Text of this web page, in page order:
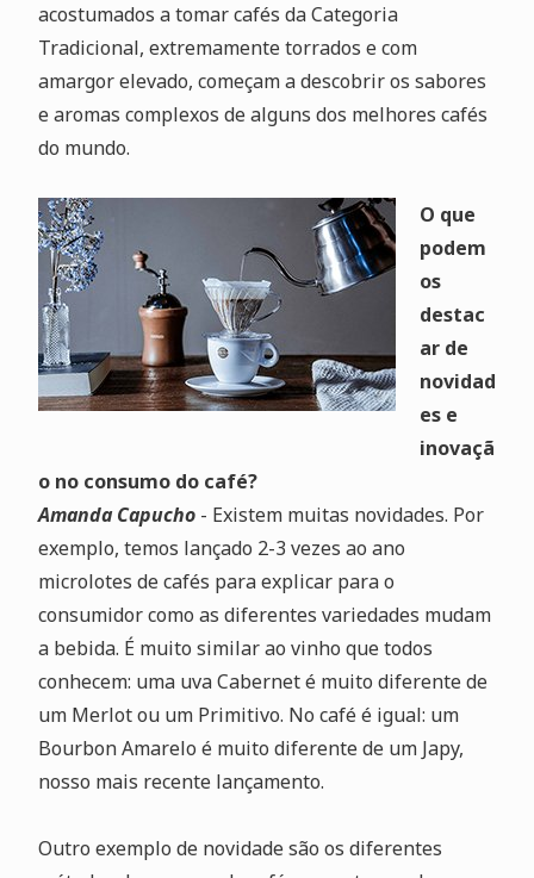
acostumados a tomar cafés da Categoria
Tradicional, extremamente torrados e com
amargor elevado, começam a descobrir os sabores
e aromas complexos de alguns dos melhores cafés
do mundo.
O que
podem
os
destac
ar de
novidad
es e
inovaçã
o no consumo do café?
Amanda Capucho - Existem muitas novidades. Por
exemplo, temos lançado 2-3 vezes ao ano
microlotes de cafés para explicar para o
consumidor como as diferentes variedades mudam
a bebida. É muito similar ao vinho que todos
conhecem: uma uva Cabernet é muito diferente de
um Merlot ou um Primitivo. No café é igual: um
Bourbon Amarelo é muito diferente de um Japy,
nosso mais recente lançamento.
Outro exemplo de novidade são os diferentes